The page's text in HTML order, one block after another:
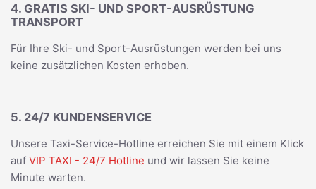
4. GRATIS SKI- UND SPORT-AUSRÜSTUNG
TRANSPORT
Für Ihre Ski- und Sport-Ausrüstungen werden bei uns
keine zusätzlichen Kosten erhoben.
5. 24/7 KUNDENSERVICE
Unsere Taxi-Service-Hotline erreichen Sie mit einem Klick
auf VIP TAXI - 24/7 Hotline und wir lassen Sie keine
Minute warten.